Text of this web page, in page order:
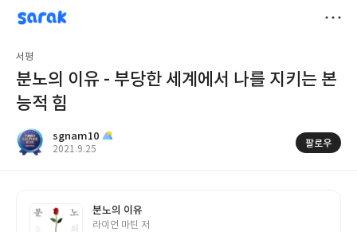
sarak
sgnam10
서평
분노의 이유 - 부당한 세계에서 나를 지키는 본
능적 힘
sgnam10
작
2021.9.25
팔로우
분노의 이유
글
라이언 마틴 저